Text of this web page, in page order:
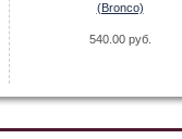
(Bronco)
540.00 руб.